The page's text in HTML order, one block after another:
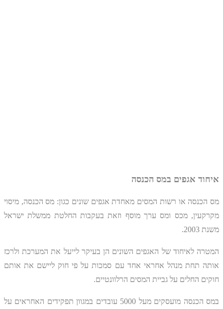
איחוד אגפים במס הכנסה
מס הכנסה או רשות המסים מאחדת אגפים שונים כגון: מס הכנסה, מיסוי
מקרקעין, מכס ומס ערך מוסף וזאת בעקבות החלטת ממשלת ישראל
משנת 2003.
המטרה לאיחוד של האגפים השונים הן בעיקר לייעל את המערכת ולרכז
אותה תחת מנהל אחראי אחד עם סמכות על פי חוק ליישם את אותם
חוקים החלים על גביית המסים הרלוונטיים.
במס הכנסה מועסקים מעל 5000 עובדים במגוון תפקידים האחראים על